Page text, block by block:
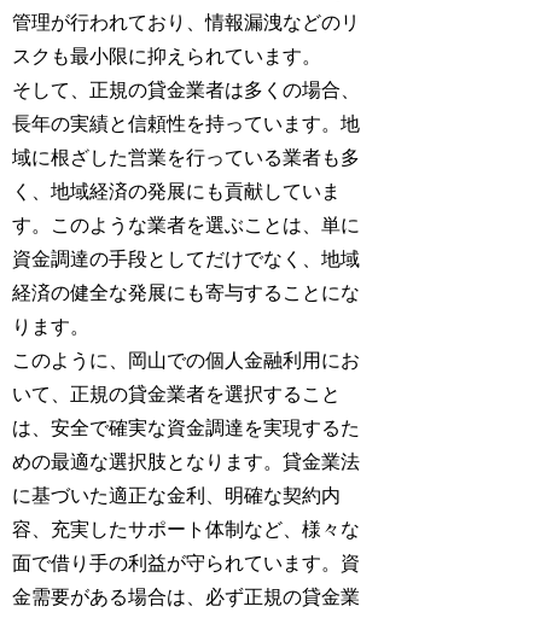
管理が行われており、情報漏洩などのリ
スクも最小限に抑えられています。
そして、正規の貸金業者は多くの場合、
長年の実績と信頼性を持っています。地
域に根ざした営業を行っている業者も多
く、地域経済の発展にも貢献していま
す。このような業者を選ぶことは、単に
資金調達の手段としてだけでなく、地域
経済の健全な発展にも寄与することにな
ります。
このように、岡山での個人金融利用にお
いて、正規の貸金業者を選択すること
は、安全で確実な資金調達を実現するた
めの最適な選択肢となります。貸金業法
に基づいた適正な金利、明確な契約内
容、充実したサポート体制など、様々な
面で借り手の利益が守られています。資
金需要がある場合は、必ず正規の貸金業